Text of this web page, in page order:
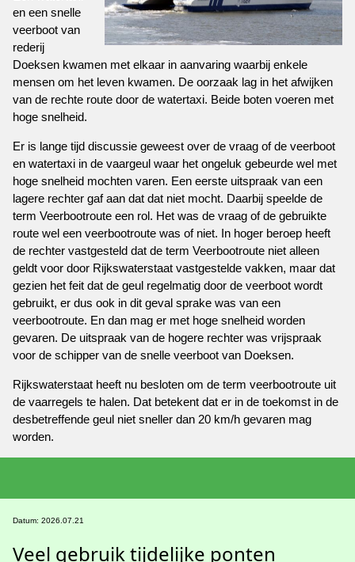
en een snelle
veerboot van
rederij
Doeksen kwamen met elkaar in aanvaring waarbij enkele
mensen om het leven kwamen. De oorzaak lag in het afwijken
van de rechte route door de watertaxi. Beide boten voeren met
hoge snelheid.
Er is lange tijd discussie geweest over de vraag of de veerboot
en watertaxi in de vaargeul waar het ongeluk gebeurde wel met
hoge snelheid mochten varen. Een eerste uitspraak van een
lagere rechter gaf aan dat dat niet mocht. Daarbij speelde de
term Veerbootroute een rol. Het was de vraag of de gebruikte
route wel een veerbootroute was of niet. In hoger beroep heeft
de rechter vastgesteld dat de term Veerbootroute niet alleen
geldt voor door Rijkswaterstaat vastgestelde vakken, maar dat
gezien het feit dat de geul regelmatig door de veerboot wordt
gebruikt, er dus ook in dit geval sprake was van een
veerbootroute. En dan mag er met hoge snelheid worden
gevaren. De uitspraak van de hogere rechter was vrijspraak
voor de schipper van de snelle veerboot van Doeksen.
Rijkswaterstaat heeft nu besloten om de term veerbootroute uit
de vaarregels te halen. Dat betekent dat er in de toekomst in de
desbetreffende geul niet sneller dan 20 km/h gevaren mag
worden.
Datum: 2026.07.21
Veel gebruik tijdelijke ponten